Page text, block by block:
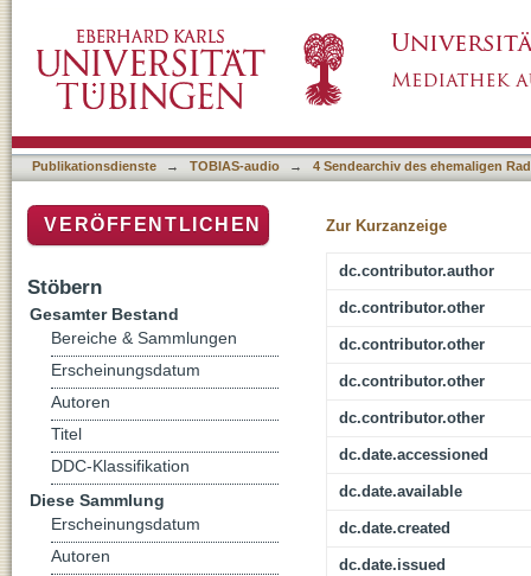
Publikationsdienste → TOBIAS-audio → 4 Sendearchiv des ehemaligen
Zur Kurzanzeige
dc.contributor.author
dc.contributor.other
dc.contributor.other
dc.contributor.other
dc.contributor.other
dc.date.accessioned
dc.date.available
dc.date.created
dc.date.issued
VERÖFFENTLICHEN
Stöbern
Gesamter Bestand
Bereiche & Sammlungen
Erscheinungsdatum
Autoren
Titel
DDC-Klassifikation
Diese Sammlung
Erscheinungsdatum
Autoren